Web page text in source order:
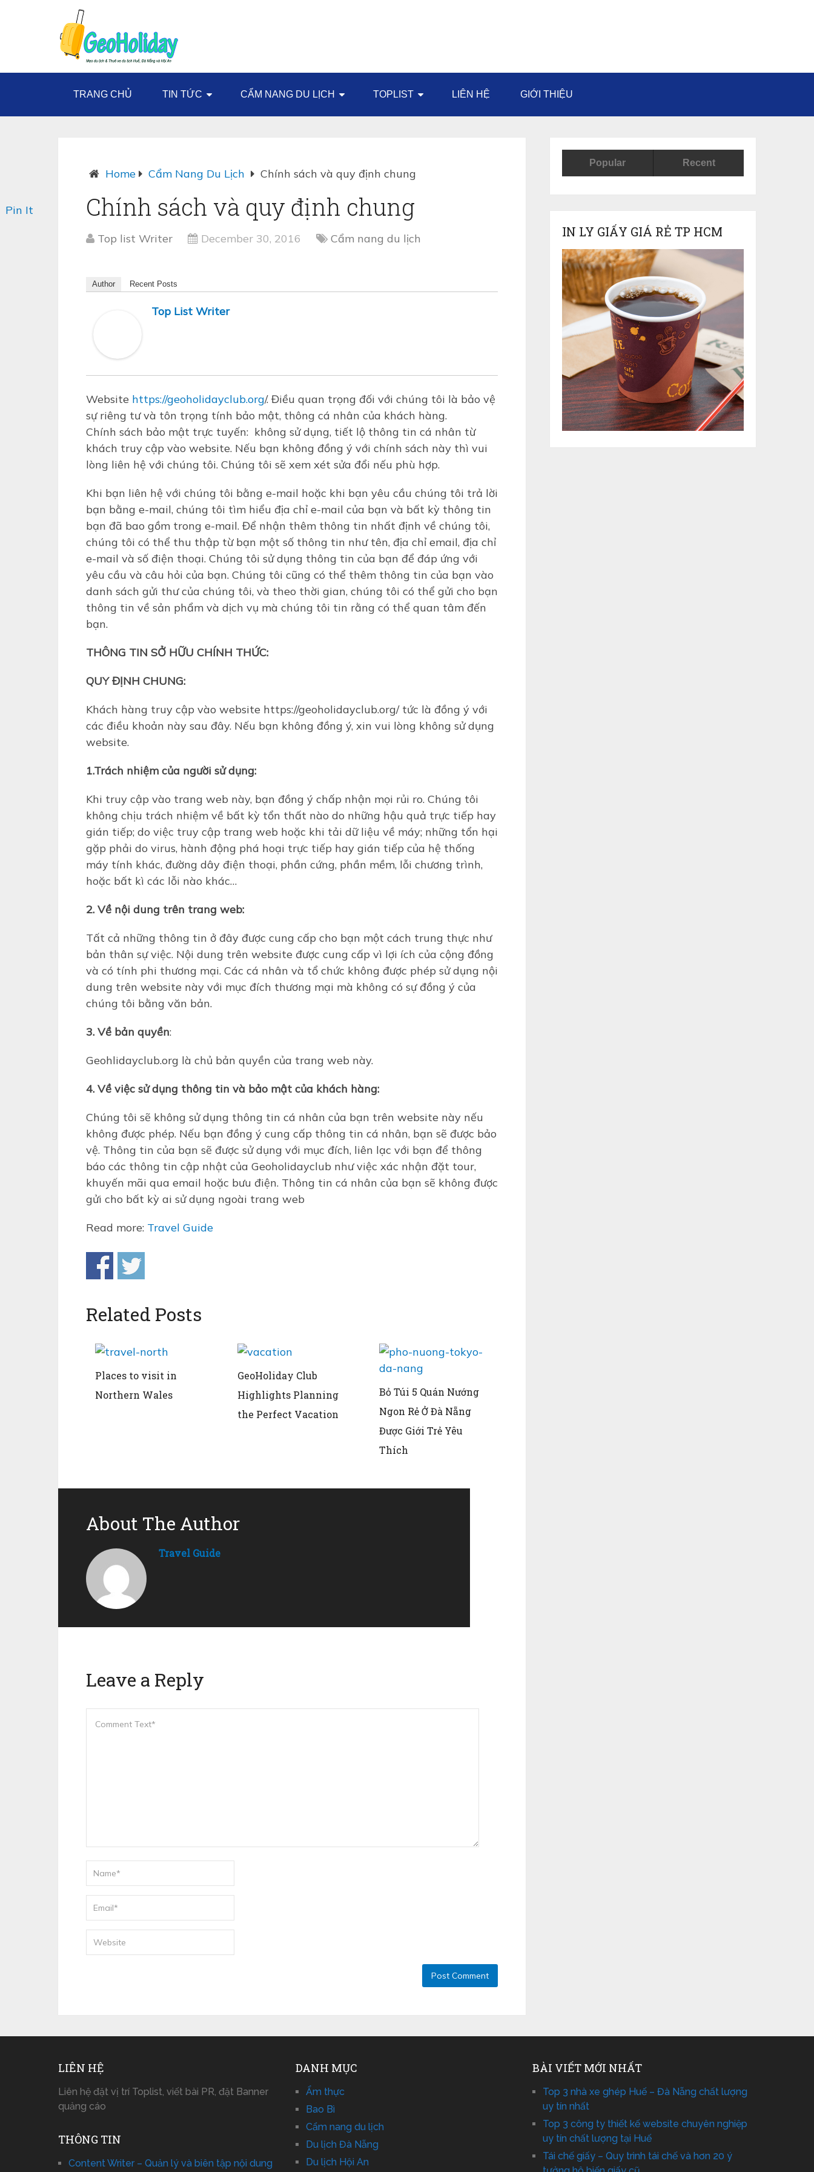
TRANG CHỦ TIN TỨC CẨM NANG DU LỊCH TOPLIST LIÊN HỆ GIỚI THIỆU
Home Cẩm Nang Du Lịch Chính sách và quy định chung
Chính sách và quy định chung
Top list Writer December 30, 2016 Cẩm nang du lịch
Author Recent Posts
Top List Writer
Website https://geoholidayclub.org/. Điều quan trọng đối với chúng tôi là bảo vệ
sự riêng tư và tôn trọng tính bảo mật, thông cá nhân của khách hàng.
Chính sách bảo mật trực tuyến: không sử dụng, tiết lộ thông tin cá nhân từ
khách truy cập vào website. Nếu bạn không đồng ý với chính sách này thì vui
lòng liên hệ với chúng tôi. Chúng tôi sẽ xem xét sửa đổi nếu phù hợp.
Khi bạn liên hệ với chúng tôi bằng e-mail hoặc khi bạn yêu cầu chúng tôi trả lời
bạn bằng e-mail, chúng tôi tìm hiểu địa chỉ e-mail của bạn và bất kỳ thông tin
bạn đã bao gồm trong e-mail. Để nhận thêm thông tin nhất định về chúng tôi,
chúng tôi có thể thu thập từ bạn một số thông tin như tên, địa chỉ email, địa chỉ
e-mail và số điện thoại. Chúng tôi sử dụng thông tin của bạn để đáp ứng với
yêu cầu và câu hỏi của bạn. Chúng tôi cũng có thể thêm thông tin của bạn vào
danh sách gửi thư của chúng tôi, và theo thời gian, chúng tôi có thể gửi cho bạn
thông tin về sản phẩm và dịch vụ mà chúng tôi tin rằng có thể quan tâm đến
bạn.
THÔNG TIN SỞ HỮU CHÍNH THỨC:
QUY ĐỊNH CHUNG:
Khách hàng truy cập vào website https://geoholidayclub.org/ tức là đồng ý với
các điều khoản này sau đây. Nếu bạn không đồng ý, xin vui lòng không sử dụng
website.
1.Trách nhiệm của người sử dụng:
Khi truy cập vào trang web này, bạn đồng ý chấp nhận mọi rủi ro. Chúng tôi
không chịu trách nhiệm về bất kỳ tổn thất nào do những hậu quả trực tiếp hay
gián tiếp; do việc truy cập trang web hoặc khi tải dữ liệu về máy; những tổn hại
gặp phải do virus, hành động phá hoại trực tiếp hay gián tiếp của hệ thống
máy tính khác, đường dây điện thoại, phần cứng, phần mềm, lỗi chương trình,
hoặc bất kì các lỗi nào khác…
2. Về nội dung trên trang web:
Tất cả những thông tin ở đây được cung cấp cho bạn một cách trung thực như
bản thân sự việc. Nội dung trên website được cung cấp vì lợi ích của cộng đồng
và có tính phi thương mại. Các cá nhân và tổ chức không được phép sử dụng nội
dung trên website này với mục đích thương mại mà không có sự đồng ý của
chúng tôi bằng văn bản.
3. Về bản quyền:
Geohlidayclub.org là chủ bản quyền của trang web này.
4. Về việc sử dụng thông tin và bảo mật của khách hàng:
Chúng tôi sẽ không sử dụng thông tin cá nhân của bạn trên website này nếu
không được phép. Nếu bạn đồng ý cung cấp thông tin cá nhân, bạn sẽ được bảo
vệ. Thông tin của bạn sẽ được sử dụng với mục đích, liên lạc với bạn để thông
báo các thông tin cập nhật của Geoholidayclub như việc xác nhận đặt tour,
khuyến mãi qua email hoặc bưu điện. Thông tin cá nhân của bạn sẽ không được
gửi cho bất kỳ ai sử dụng ngoài trang web
Read more: Travel Guide
Pin It
Related Posts
Places to visit in
Northern Wales
GeoHoliday Club
Highlights Planning
the Perfect Vacation
Bỏ Túi 5 Quán Nướng
Ngon Rẻ Ở Đà Nẵng
Được Giới Trẻ Yêu
Thích
About The Author
Travel Guide
Leave a Reply
Popular Recent
IN LY GIẤY GIÁ RẺ TP HCM
LIÊN HỆ
Liên hệ đặt vị trí Toplist, viết bài PR, đặt Banner
quảng cáo
THÔNG TIN
Content Writer – Quản lý và biên tập nội dung
DANH MỤC
Ẩm thực
Bao Bì
Cẩm nang du lịch
Du lịch Đà Nẵng
Du lịch Hội An
BÀI VIẾT MỚI NHẤT
Top 3 nhà xe ghép Huế – Đà Nẵng chất lượng
uy tín nhất
Top 3 công ty thiết kế website chuyên nghiệp
uy tín chất lượng tại Huế
Tái chế giấy – Quy trình tái chế và hơn 20 ý